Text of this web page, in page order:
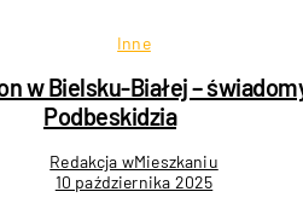
Inne
w Bielsku-Białej –
Podbeskidzia
Redakcja wMieszkaniu
10 października 2025